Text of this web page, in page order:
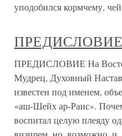
уподобился кормчему,
ПРЕДИСЛОВИЕ
ПРЕДИСЛОВИЕ На
Мудрец, Духовный
известен под именем,
«аш-Шейх ар-Раис».
воспитал целую плеяду